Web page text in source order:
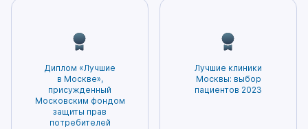
Диплом «Лучшие
в Москве»,
присужденный
Московским фондом
защиты прав
потребителей
Лучшие клиники
Москвы: выбор
пациентов 2023